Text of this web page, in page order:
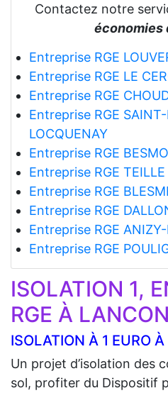
Contactez notre
économies
Entreprise RGE
Entreprise RGE LE
Entreprise RGE
Entreprise RGE
LOCQUENAY
Entreprise RGE
Entreprise RGE TEILLE
Entreprise RGE
Entreprise RGE
Entreprise RGE
Entreprise RGE
ISOLATION 1,
RGE À
ISOLATION À 1 EURO
Un projet d’isolation des
sol, profiter du Dispositif